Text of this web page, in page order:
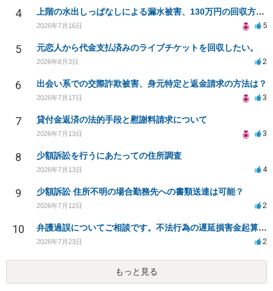
4 上階の水出しっぱなしによる漏水被害、130万円の回収方法を相談したい
2026年7月16日 5
5 元恋人から代金支払済みのライブチケットを回収したい。
2026年8月3日 2
6 出会い系での交際詐欺被害、身元特定と返金請求の方法は？
2026年7月17日 3
7 貸付金返済の法的手段と慰謝料請求について
2026年7月13日 3
8 少額訴訟を行うにあたっての住所調査
2026年7月13日 4
9 少額訴訟 住所不明の場合勤務先への書類送達は可能？
2026年7月12日 2
10 弁護過誤についてご相談です。不法行為の遅延損害金起算日について。
2026年7月23日 2
もっと見る